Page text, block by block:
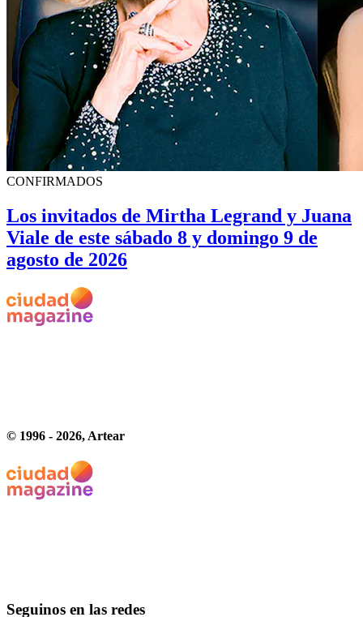
CONFIRMADOS
Los invitados de Mirtha Legrand y Juana
Viale de este sábado 8 y domingo 9 de
agosto de 2026
© 1996 - 2026, Artear
Seguinos en las redes